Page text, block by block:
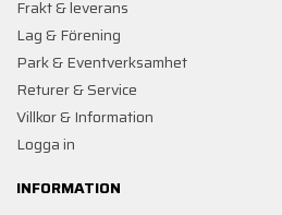
Frakt & leverans
Lag & Förening
Park & Eventverksamhet
Returer & Service
Villkor & Information
Logga in
INFORMATION